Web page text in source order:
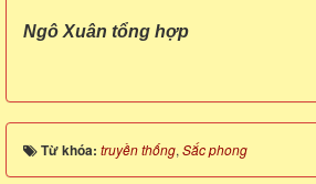
Ngô Xuân tổng hợp
Từ khóa: truyền thống, Sắc phong